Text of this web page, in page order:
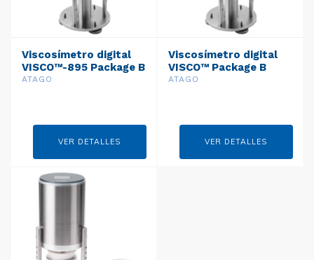
Viscosímetro digital
VISCO™-895 Package B
ATAGO
VER DETALLES
Viscosímetro digital
VISCO™ Package B
ATAGO
VER DETALLES